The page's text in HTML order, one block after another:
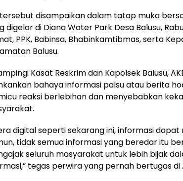
disampaikan dalam tatap muka
digelar di Diana Water Park Desa Balusu,
PPK, Babinsa, Bhabinkamtibmas, serta
Balusu.
Kasat Reskrim dan Kapolsek Balusu,
bahaya informasi palsu atau berita
reaksi berlebihan dan menyebabkan
digital seperti sekarang ini, informasi
tidak semua informasi yang beredar itu
seluruh masyarakat untuk lebih bijak
tegas perwira yang pernah bertugas